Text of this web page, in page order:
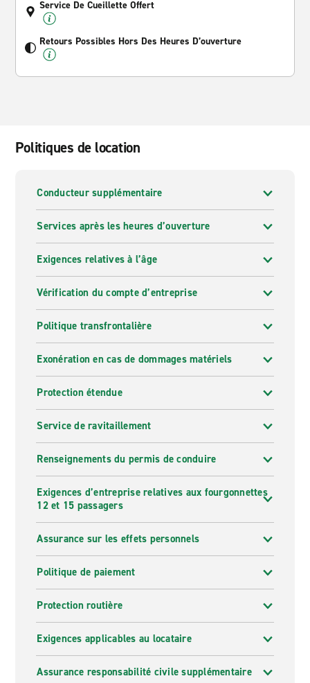
Service De Cueillette Offert
Retours Possibles Hors Des Heures D’ouverture
Politiques de location
Conducteur supplémentaire
Services après les heures d’ouverture
Exigences relatives à l’âge
Vérification du compte d’entreprise
Politique transfrontalière
Exonération en cas de dommages matériels
Protection étendue
Service de ravitaillement
Renseignements du permis de conduire
Exigences d’entreprise relatives aux fourgonnettes
12 et 15 passagers
Assurance sur les effets personnels
Politique de paiement
Protection routière
Exigences applicables au locataire
Assurance responsabilité civile supplémentaire